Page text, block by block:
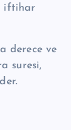
iftihar
derece ve
suresi,